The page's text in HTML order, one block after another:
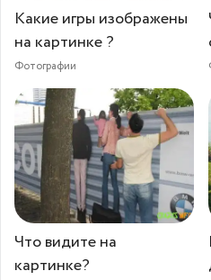
Какие игры изображены
на картинке ?
Фотографии
Что видите на
картинке?